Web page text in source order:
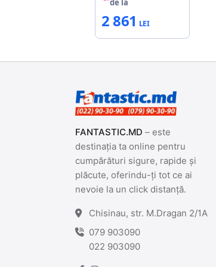
2 861
FANTASTIC.MD – este
destinația ta online pentru
cumpărături sigure, rapide și
plăcute, oferindu-ți tot ce ai
nevoie la un click distanță.
Chisinau, str. M.Dragan 2/1A
079 903090
022 903090